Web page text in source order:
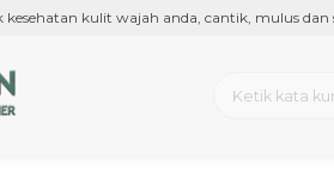
kulit wajah anda, cantik, mulus dan